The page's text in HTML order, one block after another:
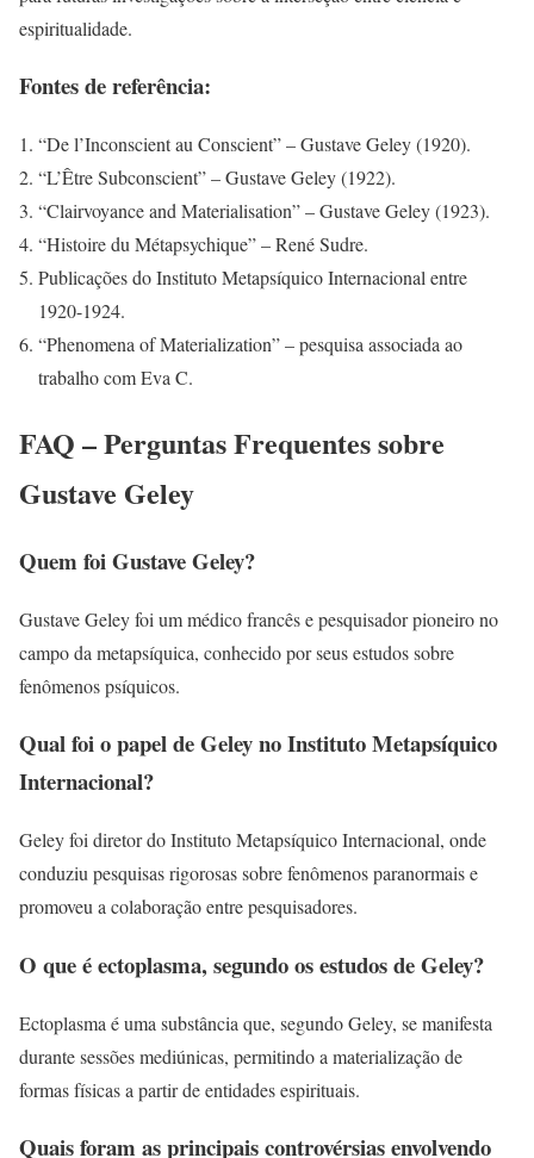
espiritualidade.
Fontes de referência:
“De l’Inconscient au Conscient” – Gustave Geley (1920).
“L’Être Subconscient” – Gustave Geley (1922).
“Clairvoyance and Materialisation” – Gustave Geley (1923).
“Histoire du Métapsychique” – René Sudre.
Publicações do Instituto Metapsíquico Internacional entre
1920-1924.
“Phenomena of Materialization” – pesquisa associada ao
trabalho com Eva C.
FAQ – Perguntas Frequentes sobre
Gustave Geley
Quem foi Gustave Geley?
Gustave Geley foi um médico francês e pesquisador pioneiro no
campo da metapsíquica, conhecido por seus estudos sobre
fenômenos psíquicos.
Qual foi o papel de Geley no Instituto Metapsíquico
Internacional?
Geley foi diretor do Instituto Metapsíquico Internacional, onde
conduziu pesquisas rigorosas sobre fenômenos paranormais e
promoveu a colaboração entre pesquisadores.
O que é ectoplasma, segundo os estudos de Geley?
Ectoplasma é uma substância que, segundo Geley, se manifesta
durante sessões mediúnicas, permitindo a materialização de
formas físicas a partir de entidades espirituais.
Quais foram as principais controvérsias envolvendo